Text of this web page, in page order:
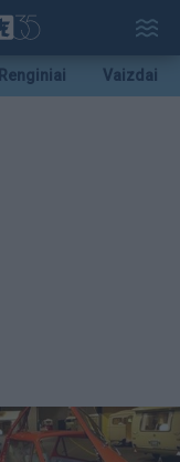
Renginiai Vaizdai